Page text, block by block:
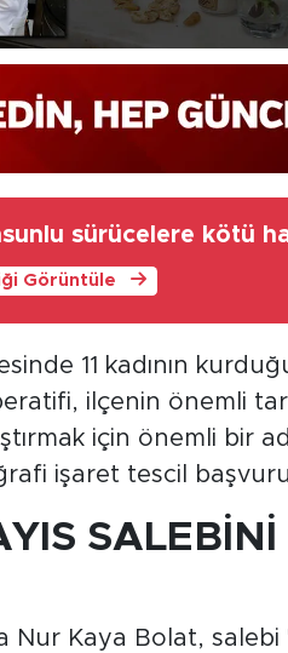
sürücelere kötü
Görüntüle
11 kadının
ilçenin önemli
için önemli bir
işaret tescil
Nur Kaya Bolat, salebi